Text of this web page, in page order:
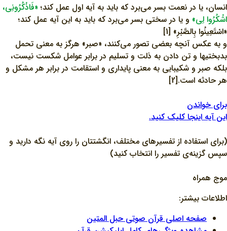
انسان، يا در نعمت بسر مى‌برد كه بايد به آيه اول عمل كند؛ «فَاذْكُرُونِي،
اشْكُرُوا لِي» و يا در سختى بسر مى‌برد كه بايد به اين آيه عمل كند؛
«اسْتَعِينُوا بِالصَّبْرِ» [1]
و به عکس آنچه بعضی تصور می‌کنند، «صبر» هرگز به معنی تحمل
بدبختیها و تن دادن به ذلت و تسلیم در برابر عوامل شکست نیست،
بلکه صبر و شکیبایی به معنی پایداری و استقامت در برابر هر مشکل و
هر حادثه است.[2]
برای خواندن
این آیه اینجا کلیک کنید.
(برای استفاده از تفسیرهای مختلف، انگشتتان را روی آیه نگه دارید و
سپس گزینه‌ی تفسیر را انتخاب کنید)
موج همراه
اطلاعات بیشتر:
صفحه اصلی قرآن صوتی حبل المتین